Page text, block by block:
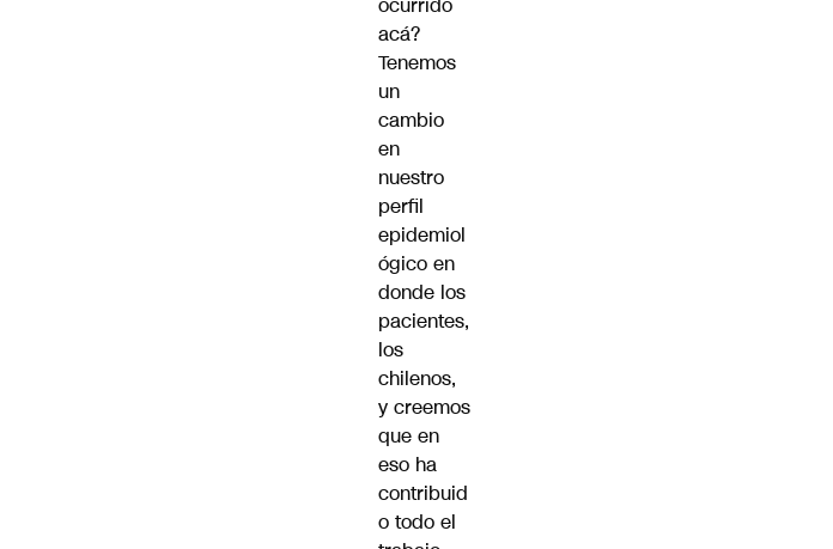
acá?
Tenemos
un
cambio
en
nuestro
perfil
epidemiol
ógico en
donde los
pacientes,
los
chilenos,
y creemos
que en
eso ha
contribuid
o todo el